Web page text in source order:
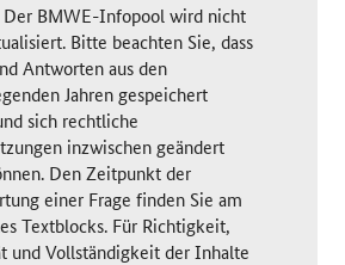
Der BMWE-Infopool wird nicht
Bitte beachten Sie, dass
Antworten aus den
Jahren gespeichert
sich rechtliche
inzwischen geändert
Den Zeitpunkt der
einer Frage finden Sie am
Textblocks. Für Richtigkeit,
und Vollständigkeit der Inhalte